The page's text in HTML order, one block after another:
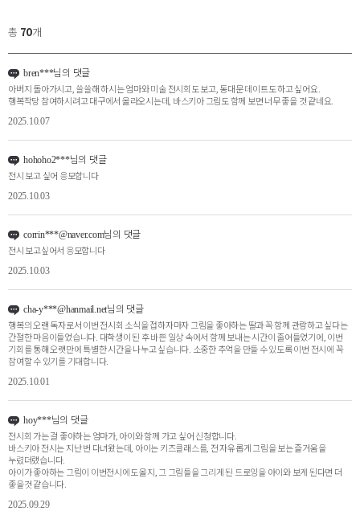
총 70개
bren***님의 댓글
아버지 돌아가시고, 쓸쓸해 하시는 엄마와 미술 전시회도 보고, 동대문 데이트도 하고 싶어요.
행복작당 참여하시려고 대구에서 올라오시는데, 바스키아 그림도 함께 보면 너무 좋을 것 같네요.
2025.10.07
hohoho2***님의 댓글
전시 보고 싶어 응모합니다
2025.10.03
corrin***@naver.com님의 댓글
전시 보고싶어서 응모합니다
2025.10.03
cha-y***@hanmail.net님의 댓글
행복의 오랜 독자로서 이번 전시회 소식을 접하자마자 그림을 좋아하는 딸과 꼭 함께 관람하고 싶다는
간절한 마음이들었습니다. 대학생이 된 후 바쁜 일상 속에서 함께 보내는 시간이 줄어들었기에, 이번
기회를 통해 오랫만에 특별한 시간을 나누고 싶습니다. 소중한 추억을 만들 수 있도록 이번 전시에 꼭
참여할 수 있기를 기대합니다.
2025.10.01
hoy***님의 댓글
전시회 가는 걸 좋아하는 엄마가, 아이와 함께 가고 싶어 신청합니다.
바스키아 전시는 지난 번 다녀왔는데, 아이는 키즈클래스를, 전 자유롭게 그림을 보는 즐거움을
누렸더랬습니다.
아이가 좋아하는 그림이 이번전시에도 올지, 그 그림들을 그리게 된 드로잉을 아이와 보게 된다면 더
좋을것 같습니다.
2025.09.29